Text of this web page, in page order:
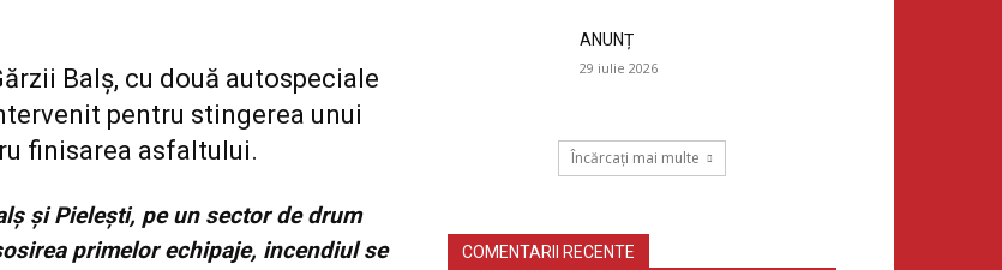
Balș, cu două autospeciale
pentru stingerea unui
finisarea asfaltului.
și Pielești, pe un sector de drum
primelor echipaje, incendiul se
ANUNȚ
29 iulie 2026
Încărcați mai multe
COMENTARII RECENTE